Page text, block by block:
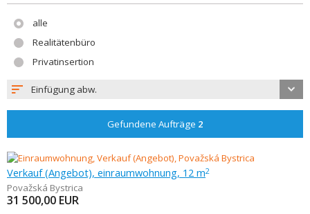
alle
Realitätenbüro
Privatinsertion
Einfügung abw.
Gefundene Aufträge 2
Verkauf (Angebot), einraumwohnung, 12 m2
Považská Bystrica
31 500,00 EUR